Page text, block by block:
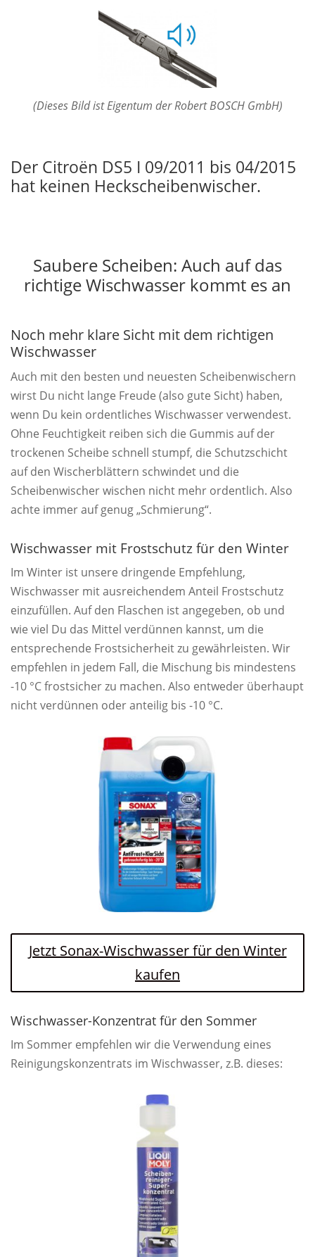
(Dieses Bild ist Eigentum der Robert BOSCH GmbH)
Der Citroën DS5 I 09/2011 bis 04/2015
hat keinen Heckscheibenwischer.
Saubere Scheiben: Auch auf das
richtige Wischwasser kommt es an
Noch mehr klare Sicht mit dem richtigen
Wischwasser
Auch mit den besten und neuesten Scheibenwischern
wirst Du nicht lange Freude (also gute Sicht) haben,
wenn Du kein ordentliches Wischwasser verwendest.
Ohne Feuchtigkeit reiben sich die Gummis auf der
trockenen Scheibe schnell stumpf, die Schutzschicht
auf den Wischerblättern schwindet und die
Scheibenwischer wischen nicht mehr ordentlich. Also
achte immer auf genug „Schmierung“.
Wischwasser mit Frostschutz für den Winter
Im Winter ist unsere dringende Empfehlung,
Wischwasser mit ausreichendem Anteil Frostschutz
einzufüllen. Auf den Flaschen ist angegeben, ob und
wie viel Du das Mittel verdünnen kannst, um die
entsprechende Frostsicherheit zu gewährleisten. Wir
empfehlen in jedem Fall, die Mischung bis mindestens
-10 °C frostsicher zu machen. Also entweder überhaupt
nicht verdünnen oder anteilig bis -10 °C.
Jetzt Sonax-Wischwasser für den Winter
kaufen
Wischwasser-Konzentrat für den Sommer
Im Sommer empfehlen wir die Verwendung eines
Reinigungskonzentrats im Wischwasser, z.B. dieses: